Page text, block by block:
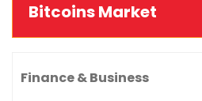
Bitcoins Market
Finance & Business